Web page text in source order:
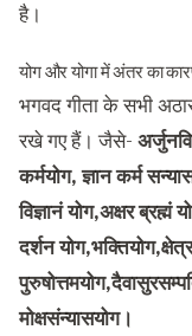
है।
योग और योगा में अंतर का
भगवद गीता के सभी
रखे गए हैं। जैसे-
कर्मयोग, ज्ञान कर्म
विज्ञानं योग,अक्षर ब्रह्मं
दर्शन
मोक्षसंन्यासयोग।